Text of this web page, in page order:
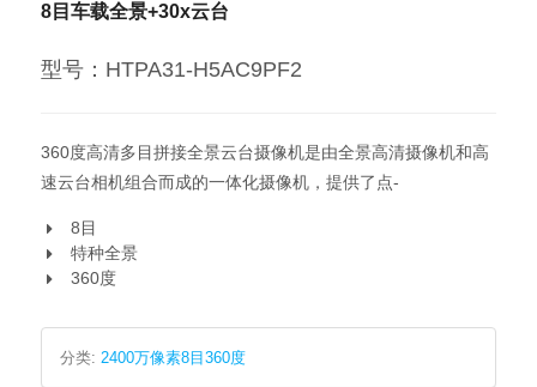
8目车载全景+30x云台
型号：HTPA31-H5AC9PF2
360度高清多目拼接全景云台摄像机是由全景高清摄像机和高
速云台相机组合而成的一体化摄像机，提供了点-
8目
特种全景
360度
分类: 2400万像素8目360度